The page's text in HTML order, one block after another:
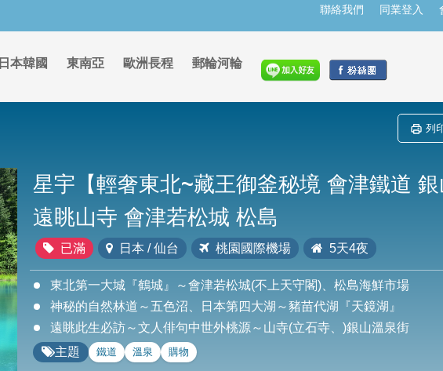
聯絡我們 同業登入
日本韓國 東南亞 歐洲長程 郵輪河輪
列
星宇【輕奢東北~藏王御釜秘境 會津鐵道
遠眺山寺 會津若松城 松島
已滿 日本 / 仙台 桃園國際機場 5天4夜
東北第一大城『鶴城』～會津若松城(不上天守閣)、松島海鮮市場
神秘的自然林道～五色沼、日本第四大湖～豬苗代湖『天鏡湖』
遠眺此生必訪～文人俳句中世外桃源～山寺(立石寺、)銀山溫泉街
主題
鐵道 溫泉 購物